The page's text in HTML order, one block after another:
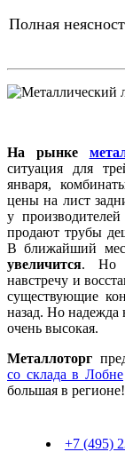
Полная
На рынке
ситуация для
января,
цены на лист
у
продают трубы
В ближайший
увеличится. Но
навстречу и
существующие
назад. Но надежда
очень высокая.
Металлоторг
со склада в Лобне
большая в регионе!
+7 (495)